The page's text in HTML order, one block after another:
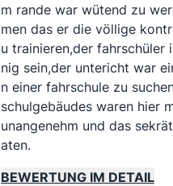
m rande war wütend zu
men das er die völlige
u trainieren,der fahrschüler
nig sein,der untericht war
n einer fahrschule zu
schulgebäudes waren hier
unangenehm und das
aten.
BEWERTUNG IM DETAIL